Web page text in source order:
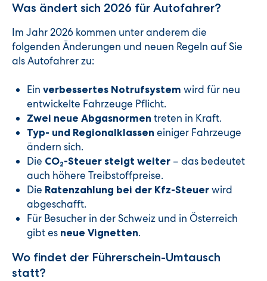
Was ändert sich 2026 für Autofahrer?
Im Jahr 2026 kommen unter anderem die
folgenden Änderungen und neuen Regeln auf Sie
als Autofahrer zu:
Ein verbessertes Notrufsystem wird für neu
entwickelte Fahrzeuge Pflicht.
Zwei neue Abgasnormen treten in Kraft.
Typ- und Regionalklassen einiger Fahrzeuge
ändern sich.
Die CO2-Steuer steigt weiter – das bedeutet
auch höhere Treibstoffpreise.
Die Ratenzahlung bei der Kfz-Steuer wird
abgeschafft.
Für Besucher in der Schweiz und in Österreich
gibt es neue Vignetten.
Wo findet der Führerschein-Umtausch
statt?